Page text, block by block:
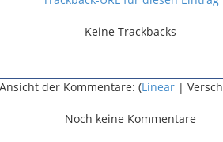
Keine Trackbacks
Ansicht der Kommentare: (Linear|
Noch keine Kommentare